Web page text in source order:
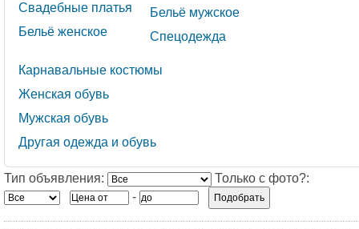
Свадебные платья
Бельё женское
Бельё мужское
Спецодежда
Карнавальные костюмы
Женская обувь
Мужская обувь
Другая одежда и обувь
Тип объявления:
Только с фото?:
-